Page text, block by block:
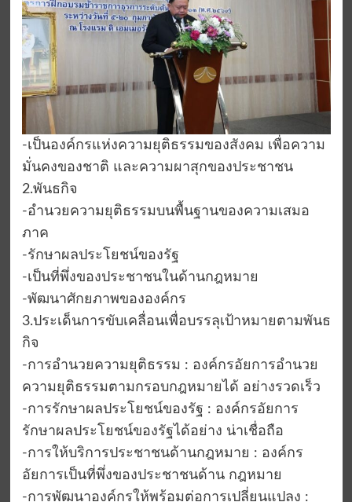
-เป็นองค์กรแห่งความยุติธรรมของสังคม เพื่อความ
มั่นคงของชาติ และความผาสุกของประชาชน
2.พันธกิจ
-อำนวยความยุติธรรมบนพื้นฐานของความเสมอ
ภาค
-รักษาผลประโยชน์ของรัฐ
-เป็นที่พึ่งของประชาชนในด้านกฎหมาย
-พัฒนาศักยภาพขององค์กร
3.ประเด็นการขับเคลื่อนเพื่อบรรลุเป้าหมายตามพันธ
กิจ
-การอำนวยความยุติธรรม : องค์กรอัยการอำนวย
ความยุติธรรมตามกรอบกฎหมายได้ อย่างรวดเร็ว
-การรักษาผลประโยชน์ของรัฐ : องค์กรอัยการ
รักษาผลประโยชน์ของรัฐได้อย่าง น่าเชื่อถือ
-การให้บริการประชาชนด้านกฎหมาย : องค์กร
อัยการเป็นที่พึ่งของประชาชนด้าน กฎหมาย
-การพัฒนาองค์กรให้พร้อมต่อการเปลี่ยนแปลง :